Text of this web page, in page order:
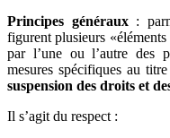
Principes généraux:
figurent plusieurs
par l’une ou l’autre des
mesures spécifiques au
suspension des droits et
Il s’agit du respect :